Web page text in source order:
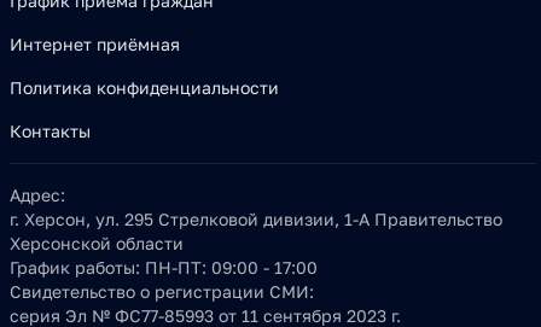
Интернет приёмная
Политика конфиденциальности
Контакты
Адрес:
г. Херсон, ул. 295 Стрелковой дивизии, 1-А Правительство
Херсонской области
График работы: ПН-ПТ: 09:00 - 17:00
Свидетельство о регистрации СМИ:
серия Эл № ФС77-85993 от 11 сентября 2023 г.